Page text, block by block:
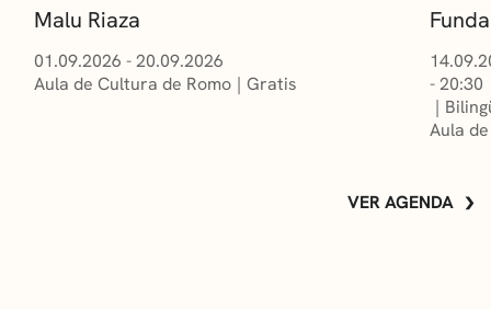
Malu Riaza
01.09.2026 - 20.09.2026
Aula de Cultura de Romo
Gratis
- 20:30
Aula
VER AGENDA